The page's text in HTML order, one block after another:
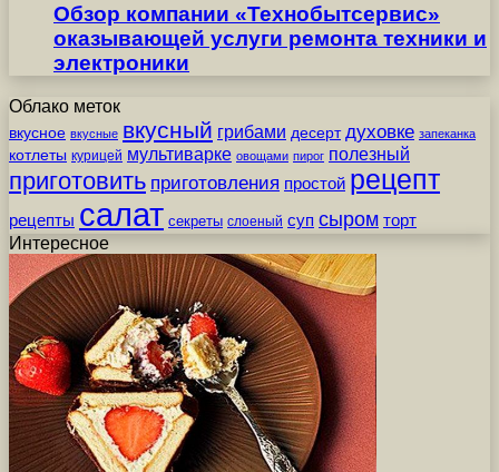
Обзор компании «Технобытсервис»
оказывающей услуги ремонта техники и
электроники
Облако меток
вкусное вкусные вкусный грибами десерт духовке запеканка
котлеты курицей мультиварке овощами пирог полезный
приготовить приготовления простой рецепт
рецепты салат секреты слоеный суп сыром торт
Интересное